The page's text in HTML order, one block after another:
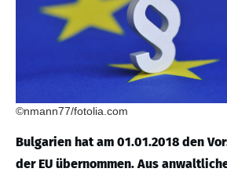
©nmann77/fotolia.com
Bulgarien hat am 01.01.2018 den
der EU übernommen. Aus